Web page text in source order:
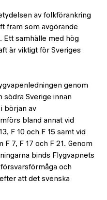
av folkförankring
fram som avgörande
Ett samhälle med hög
är viktigt för Sveriges
genom
södra Sverige innan
början av
bland annat vid
F 10 och F 15 samt vid
7, F 17 och F 21. Genom
binds Flygvapnets
och
att det svenska